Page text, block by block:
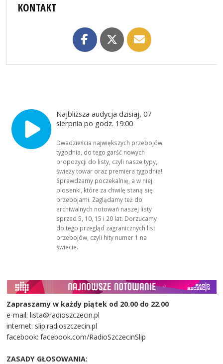
KONTAKT
Najbliższa audycja dzisiaj, 07
sierpnia po godz. 19:00
Dwadzieścia największych przebojów
tygodnia, do tego garść nowych
propozycji do listy, czyli nasze typy,
świeży towar oraz premiera tygodnia!
Sprawdzamy poczekalnię, a w niej
piosenki, które za chwilę staną się
przebojami. Zaglądamy też do
archiwalnych notowań naszej listy
sprzed 5, 10, 15 i 20 lat. Dorzucamy
do tego przegląd zagranicznych list
przebojów, czyli hity numer 1 na
świecie.
Zapraszamy w każdy piątek od 20.00 do 22.00
e-mail: lista@radioszczecin.pl
internet: slip.radioszczecin.pl
facebook: facebook.com/RadioSzczecinSlip
ZASADY GŁOSOWANIA: